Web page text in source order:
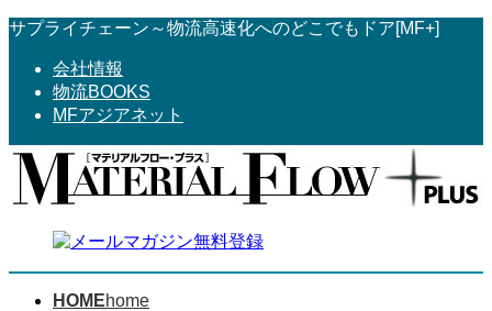
コ
へ
ス
ナ
ョ
ン
サプライチェーン～物流高速化へのどこでもドア[MF+]
会社情報
物流BOOKS
MFアジアネット
HOMEhome